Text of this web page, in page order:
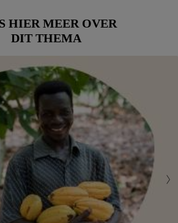
HIER MEER OVER
DIT THEMA